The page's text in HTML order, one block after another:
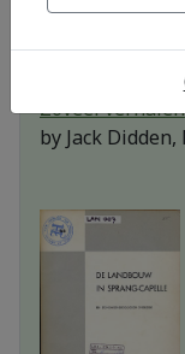
Zoveel verhalen
by Jack